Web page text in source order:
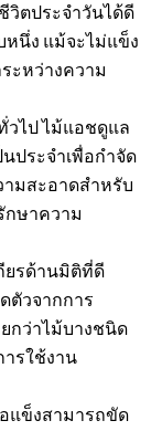
ตประจำวันได้ดี
นึ่ง แม้จะไม่แข็ง
ะหว่างความ
วไป ไม้แอชดูแล
ประจำเพื่อกำจัด
มสะอาดสำหรับ
กษาความ
ยรด้านมิติที่ดี
ตัวจากการ
กว่าไม้บางชนิด
รใช้งาน
แข็งสามารถขัด